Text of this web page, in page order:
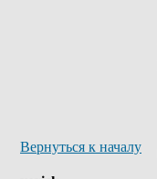
Вернуться к началу